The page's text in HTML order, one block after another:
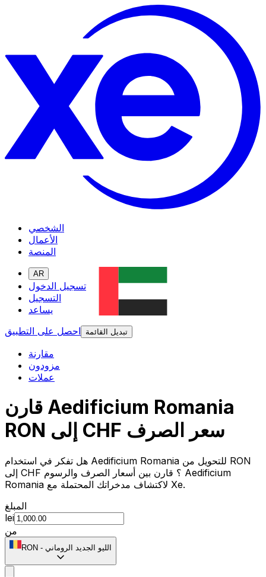
الشخصي
الأعمال
المنصة
AR
تسجيل الدخول
التسجيل
يساعد
احصل على التطبيق
تبديل القائمة
مقارنة
مزودون
عملات
قارن Aedificium Romania
RON إلى CHF سعر الصرف
هل تفكر في استخدام Aedificium Romania للتحويل من RON
إلى CHF ؟ قارن بين أسعار الصرف والرسوم Aedificium
Romania لاكتشاف مدخراتك المحتملة مع Xe.
المبلغ
lei
من
RON - الليو الجديد الروماني